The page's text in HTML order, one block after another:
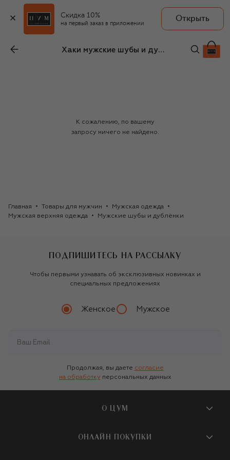
Скидка 10%
на первый заказ в приложении
Открыть
Хаки мужские шубы и дублёнки Brunello Cucinelli
К сожалению, по вашему
запросу ничего не найдено.
Главная Товары для мужчин
Мужская одежда
Мужская верхняя одежда
Мужские шубы и дублёнки
ПОДПИШИТЕСЬ НА РАССЫЛКУ
Чтобы первыми узнавать об эксклюзивных новинках и
специальных предложениях
Женское Мужское
Продолжая, вы даете согласие
на обработку персональных данных
О ЦУМ
О магазине
ОНЛАЙН ПОКУПКИ